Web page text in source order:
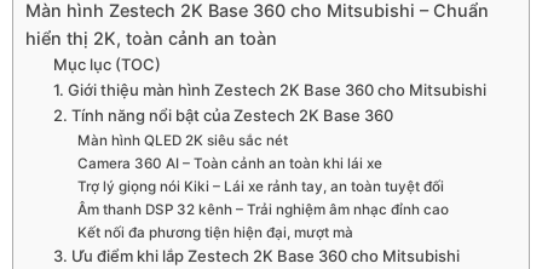
Màn hình Zestech 2K Base 360 cho Mitsubishi – Chuẩn
hiển thị 2K, toàn cảnh an toàn
Mục lục (TOC)
1. Giới thiệu màn hình Zestech 2K Base 360 cho Mitsubishi
2. Tính năng nổi bật của Zestech 2K Base 360
Màn hình QLED 2K siêu sắc nét
Camera 360 AI – Toàn cảnh an toàn khi lái xe
Trợ lý giọng nói Kiki – Lái xe rảnh tay, an toàn tuyệt đối
Âm thanh DSP 32 kênh – Trải nghiệm âm nhạc đỉnh cao
Kết nối đa phương tiện hiện đại, mượt mà
3. Ưu điểm khi lắp Zestech 2K Base 360 cho Mitsubishi